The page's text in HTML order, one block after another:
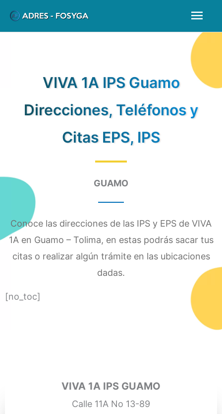
VIVA 1A IPS Guamo
Direcciones, Teléfonos y
Citas EPS, IPS
GUAMO
Conoce las direcciones de las IPS y EPS de VIVA
1A en Guamo – Tolima, en estas podrás sacar tus
citas o realizar algún trámite en las ubicaciones
dadas.
[no_toc]
VIVA 1A IPS GUAMO
Calle 11A No 13-89